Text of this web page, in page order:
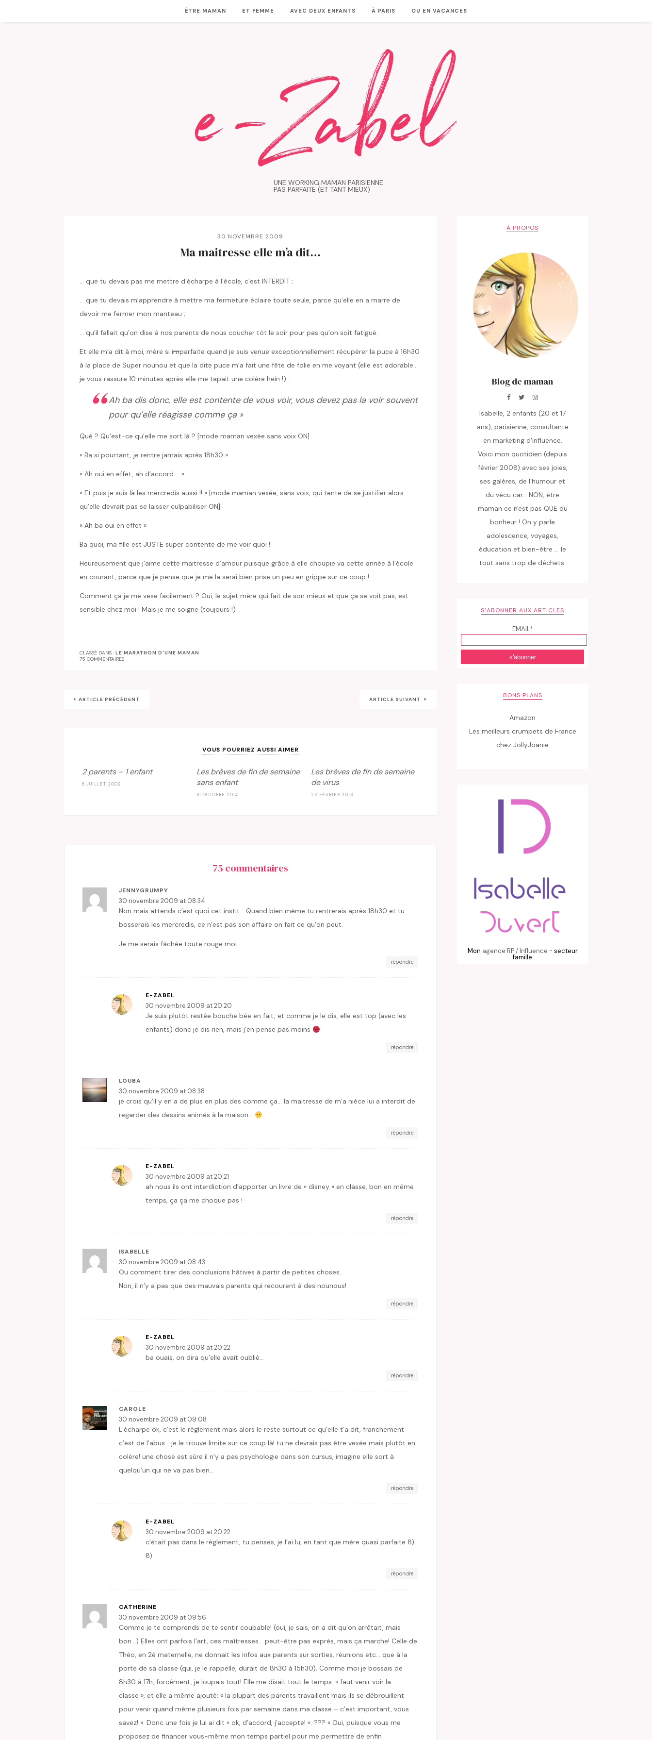
ÊTRE MAMAN ET FEMME AVEC DEUX ENFANTS À PARIS OU EN VACANCES
UNE WORKING MAMAN PARISIENNE
PAS PARFAITE (ET TANT MIEUX)
30 NOVEMBRE 2009
Ma maitresse elle m’a dit…
… que tu devais pas me mettre d’écharpe à l’école, c’est INTERDIT ;
… que tu devais m’apprendre à mettre ma fermeture éclaire toute seule, parce qu’elle en a marre de
devoir me fermer mon manteau ;
… qu’il fallait qu’on dise à nos parents de nous coucher tôt le soir pour pas qu’on soit fatigué.
Et elle m’a dit à moi, mère si imparfaite quand je suis venue exceptionnellement récupérer la puce à 16h30
à la place de Super nounou et que la dite puce m’a fait une fête de folie en me voyant (elle est adorable…
je vous rassure 10 minutes après elle me tapait une colère hein !) :
Ah ba dis donc, elle est contente de vous voir, vous devez pas la voir souvent
pour qu’elle réagisse comme ça »
Qué ? Qu’est-ce qu’elle me sort là ? [mode maman vexée sans voix ON]
« Ba si pourtant, je rentre jamais après 18h30 »
« Ah oui en effet, ah d’accord…. »
« Et puis je suis là les mercredis aussi !! » [mode maman vexée, sans voix, qui tente de se justifier alors
qu’elle devrait pas se laisser culpabiliser ON]
« Ah ba oui en effet »
Ba quoi, ma fille est JUSTE super contente de me voir quoi !
Heureusement que j’aime cette maitresse d’amour puisque grâce à elle choupie va cette année à l’école
en courant, parce que je pense que je me la serai bien prise un peu en grippe sur ce coup !
Comment ça je me vexe facilement ? Oui, le sujet mère qui fait de son mieux et que ça se voit pas, est
sensible chez moi ! Mais je me soigne (toujours !)
CLASSÉ DANS : LE MARATHON D'UNE MAMAN
75 COMMENTAIRES
ARTICLE PRÉCÉDENT ARTICLE SUIVANT
VOUS POURRIEZ AUSSI AIMER
2 parents – 1 enfant
6 JUILLET 2009
Les brèves de fin de semaine
sans enfant
31 OCTOBRE 2014
Les brèves de fin de semaine
de virus
22 FÉVRIER 2013
75 commentaires
JENNYGRUMPY
30 novembre 2009 at 08:34
Non mais attends c’est quoi cet instit… Quand bien même tu rentrerais après 18h30 et tu
bosserais les mercredis, ce n’est pas son affaire on fait ce qu’on peut.
Je me serais fâchée toute rouge moi
répondre
E-ZABEL
30 novembre 2009 at 20:20
Je suis plutôt restée bouche bée en fait, et comme je le dis, elle est top (avec les
enfants) donc je dis rien, mais j’en pense pas moins
répondre
LOUBA
30 novembre 2009 at 08:38
je crois qu’il y en a de plus en plus des comme ça… la maitresse de m’a nièce lui a interdit de
regarder des dessins animés à la maison…
répondre
E-ZABEL
30 novembre 2009 at 20:21
ah nous ils ont interdiction d’apporter un livre de « disney » en classe, bon en même
temps, ça ça me choque pas !
répondre
ISABELLE
30 novembre 2009 at 08:43
Ou comment tirer des conclusions hâtives à partir de petites choses..
Non, il n’y a pas que des mauvais parents qui recourent à des nounous!
répondre
E-ZABEL
30 novembre 2009 at 20:22
ba ouais, on dira qu’elle avait oublié…
répondre
CAROLE
30 novembre 2009 at 09:08
L’écharpe ok, c’est le réglement mais alors le reste surtout ce qu’elle t’a dit, franchement
c’est de l’abus… je le trouve limite sur ce coup là! tu ne devrais pas être vexée mais plutôt en
colère! une chose est sûre il n’y a pas psychologie dans son cursus, imagine elle sort à
quelqu’un qui ne va pas bien…
répondre
E-ZABEL
30 novembre 2009 at 20:22
c’était pas dans le règlement, tu penses, je l’ai lu, en tant que mère quasi parfaite 8)
8)
répondre
CATHERINE
30 novembre 2009 at 09:56
Comme je te comprends de te sentir coupable! (oui, je sais, on a dit qu’on arrêtait, mais
bon…) Elles ont parfois l’art, ces maîtresses… peut-être pas exprès, mais ça marche! Celle de
Théo, en 2è maternelle, ne donnait les infos aux parents sur sorties, réunions etc… que à la
porte de sa classe (qui, je le rappelle, durait de 8h30 à 15h30). Comme moi je bossais de
8h30 à 17h, forcément, je loupais tout! Elle me disait tout le temps: « faut venir voir la
classe », et elle a même ajouté: « la plupart des parents travaillent mais ils se débrouillent
pour venir quand même plusieurs fois par semaine dans ma classe – c’est important, vous
savez! ». Donc une fois je lui ai dit « ok, d’accord, j’accepte! ». ??? « Oui, puisque vous me
proposez de financer vous-même mon temps partiel pour me permettre de enfin
À PROPOS
Blog de maman
Isabelle, 2 enfants (20 et 17
ans), parisienne, consultante
en marketing d'influence.
Voici mon quotidien (depuis
février 2008) avec ses joies,
ses galères, de l'humour et
du vécu car... NON, être
maman ce n'est pas QUE du
bonheur ! On y parle
adolescence, voyages,
éducation et bien-être ... le
tout sans trop de déchets.
S’ABONNER AUX ARTICLES
EMAIL*
BONS PLANS
Amazon
Les meilleurs crumpets de France
chez JollyJoanie
Mon agence RP / Influence - secteur
famille